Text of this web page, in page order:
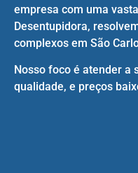
empresa com uma
Desentupidora,
complexos em São
Nosso foco é atender a
qualidade, e preços